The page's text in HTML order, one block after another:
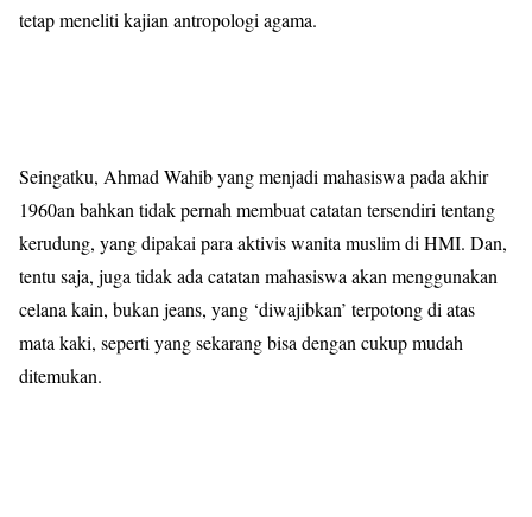
tetap meneliti kajian antropologi agama.
Seingatku, Ahmad Wahib yang menjadi mahasiswa pada akhir
1960an bahkan tidak pernah membuat catatan tersendiri tentang
kerudung, yang dipakai para aktivis wanita muslim di HMI. Dan,
tentu saja, juga tidak ada catatan mahasiswa akan menggunakan
celana kain, bukan jeans, yang ‘diwajibkan’ terpotong di atas
mata kaki, seperti yang sekarang bisa dengan cukup mudah
ditemukan.